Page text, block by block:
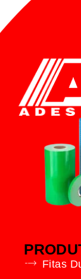
Fitas